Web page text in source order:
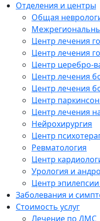
Отделения и центры
Общая
Центр лечения
Центр лечения
Центр церебро-
Центр лечения
Центр лечения
Центр
Центр лечения
Нейрохирургия
Центр
Ревматология
Центр
Урология и
Центр
Заболевания и
Стоимость услуг
Лечение по ДМС